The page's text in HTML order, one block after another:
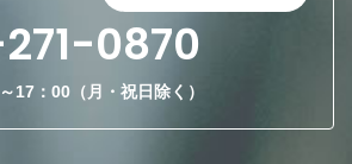
0870
17：00（月・祝日除く）